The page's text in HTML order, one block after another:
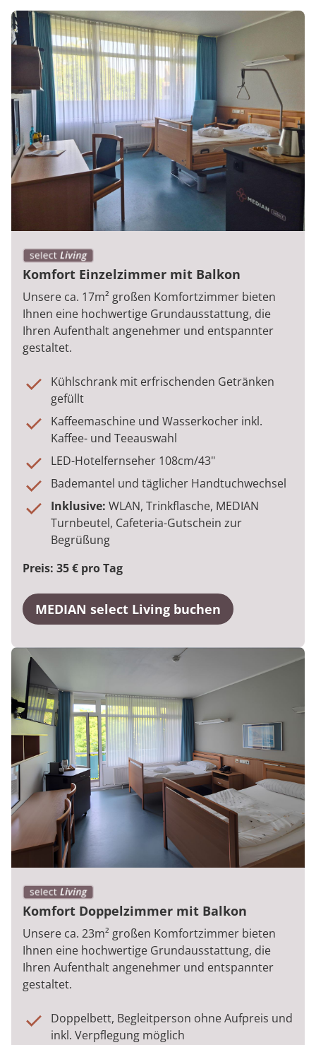
Komfort Einzelzimmer mit Balkon
Unsere ca. 17m² großen Komfortzimmer bieten
Ihnen eine hochwertige Grundausstattung, die
Ihren Aufenthalt angenehmer und entspannter
gestaltet.
Kühlschrank mit erfrischenden Getränken
gefüllt
Kaffeemaschine und Wasserkocher inkl.
Kaffee- und Teeauswahl
LED-Hotelfernseher 108cm/43"
Bademantel und täglicher Handtuchwechsel
Inklusive: WLAN, Trinkflasche, MEDIAN
Turnbeutel, Cafeteria-Gutschein zur
Begrüßung
Preis: 35 € pro Tag
MEDIAN select Living buchen
Komfort Doppelzimmer mit Balkon
Unsere ca. 23m² großen Komfortzimmer bieten
Ihnen eine hochwertige Grundausstattung, die
Ihren Aufenthalt angenehmer und entspannter
gestaltet.
Doppelbett, Begleitperson ohne Aufpreis und
inkl. Verpflegung möglich